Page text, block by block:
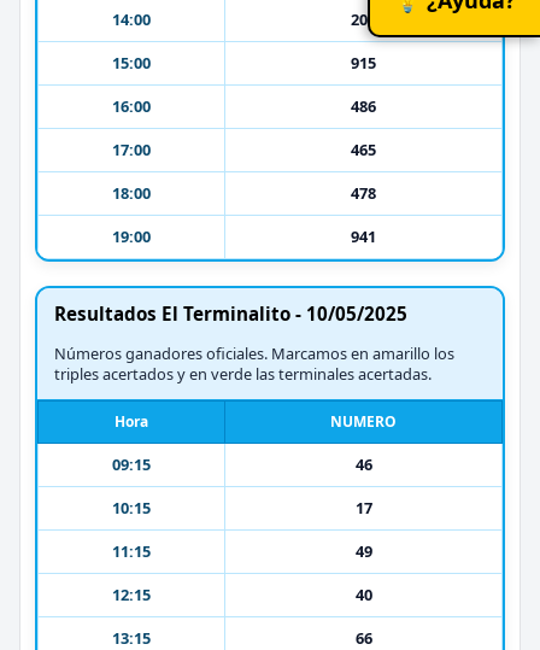
14:00
207
15:00
915
16:00
486
17:00
465
18:00
478
19:00
941
Resultados El Terminalito - 10/05/2025
Números ganadores oficiales. Marcamos en amarillo los
triples acertados y en verde las terminales acertadas.
Hora NUMERO
09:15
46
10:15
17
11:15
49
12:15
40
13:15
66